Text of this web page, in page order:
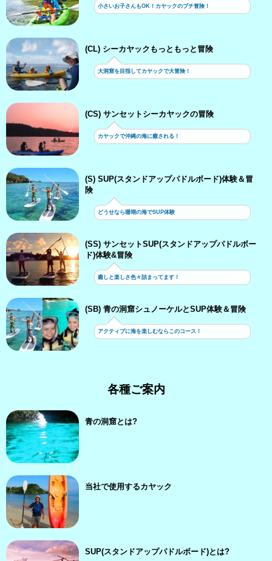
小さいお子さんもOK！カヤックのプチ冒険！
(CL) シーカヤックもっともっと冒険
大洞窟を目指してカヤックで大冒険！
(CS) サンセットシーカヤックの冒険
カヤックで沖縄の海に癒される！
(S) SUP(スタンドアップパドルボード)体験＆冒
険
どうせなら珊瑚の海でSUP体験
(SS) サンセットSUP(スタンドアップパドルボー
ド)体験&冒険
癒しと楽しさ色々詰まってます！
(SB) 青の洞窟シュノーケルとSUP体験＆冒険
アクティブに海を楽しむならこのコース！
各種ご案内
青の洞窟とは?
当社で使用するカヤック
SUP(スタンドアップパドルボード)とは?